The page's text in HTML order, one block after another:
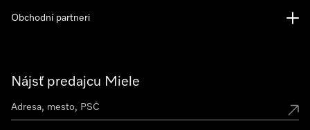
Nájsť predajcu Miele
Obchodní partneri